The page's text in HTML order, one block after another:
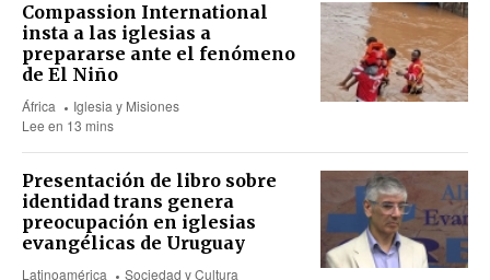
Compassion International
insta a las iglesias a
prepararse ante el fenómeno
de El Niño
África
Iglesia y Misiones
Lee en 13 mins
Presentación de libro sobre
identidad trans genera
preocupación en iglesias
evangélicas de Uruguay
Latinoamérica
Sociedad y Cultura